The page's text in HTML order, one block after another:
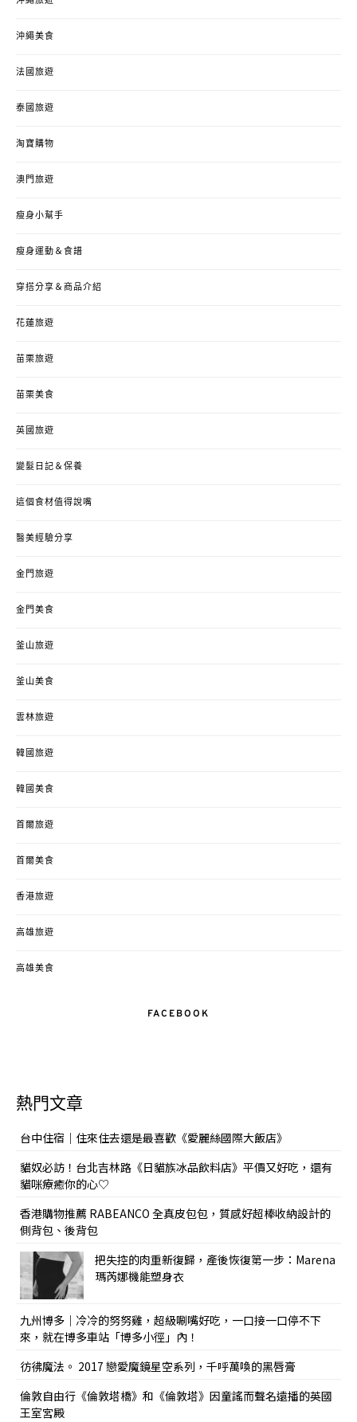
沖繩美食
法國旅遊
泰國旅遊
淘寶購物
澳門旅遊
瘦身小幫手
瘦身運動＆食譜
穿搭分享＆商品介紹
花蓮旅遊
苗栗旅遊
苗栗美食
英國旅遊
變髮日記＆保養
這個食材值得說嘴
醫美經驗分享
金門旅遊
金門美食
釜山旅遊
釜山美食
雲林旅遊
韓國旅遊
韓國美食
首爾旅遊
首爾美食
香港旅遊
高雄旅遊
高雄美食
FACEBOOK
熱門文章
台中住宿｜住來住去還是最喜歡《愛麗絲國際大飯店》
貓奴必訪！台北吉林路《日貓族冰品飲料店》平價又好吃，還有
貓咪療癒你的心♡
香港購物推薦 RABEANCO 全真皮包包，質感好超棒收納設計的
側背包、後背包
把失控的肉重新復歸，產後恢復第一步：Marena
瑪芮娜機能塑身衣
九州博多｜冷冷的努努雞，超級唰嘴好吃，一口接一口停不下
來，就在博多車站「博多小徑」內！
彷彿魔法。 2017 戀愛魔鏡星空系列，千呼萬喚的黑唇膏
倫敦自由行《倫敦塔橋》和《倫敦塔》因童謠而聲名遠播的英國
王室宮殿